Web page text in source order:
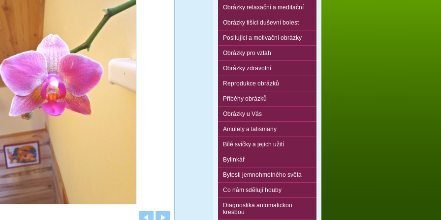
Obrázky relaxační a meditační
Obrázky tišící duševní bolest
Posilující a motivační obrázky
Obrázky pro vztah
Obrázky zdravotní
Reprodukce obrázků
Příběhy obrázků
Obrázky u Vás
Amulety a talismany
Bílé svíčky a jejich užití
Bylinkář
Bytosti jemnohmotného světa
Co nám sdělují houby
Diagnostika automatickou
kresbou